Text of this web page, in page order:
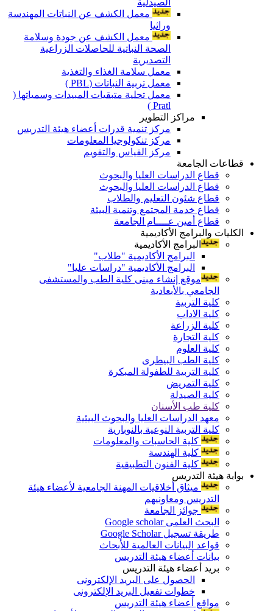
معمل الكشف عن النباتات المهندسة
وراثيا
معمل الكشف عن جودة وسلامة
الصحة النباتية للحاصلات الزراعية
التصديرية
معمل سلامة الغذاء والتغذية
معمل تربية النباتات (PBL )
معمل تحلية متبقيات المبيدات وسمياتها (
Pratl )
مراكز التطوير
مركز تنمية قدرات أعضاء هيئة التدريس
مركز تنكولوجيا المعلومات
مركز القياس والتقويم
قطاعات الجامعة
قطاع الدراسات العليا والبحوث
قطاع الدراسات العليا والبحوث
قطاع شئون التعليم والطلاب
قطاع خدمة المجتمع وتنمية البيئة
قطاع أمين عــــام الجامعة
الكليات والبرامج الأكاديمية
البرامج الأكاديمية
البرامج الأكاديمية "طلاب"
البرامج الأكاديمية "دراسات عليا"
موقع إنشاء مبنى كلية الطب والمستشفى
الجامعي بالأبعادية
كلية التربية
كلية الاداب
كلية الزراعة
كلية التجارة
كلية العلوم
كلية الطب البيطرى
كلية التربية للطفولة المبكرة
كلية التمريض
كلية الصيدلة
كلية طب الأسنان
معهد الدراسات العليا والبحوث البيئية
كلية التربية النوعية بالنوبارية
كلية الحاسبات والمعلومات
كلية الهندسة
كلية الفنون التطبيقية
بوابة هيئة التدريس
ميثاق أخلاقيات المهنة الجامعية لأعضاء هيئة
التدريس ومعاونيهم
جوائز الجامعة
البحث العلمى Google scholar
طريقة تسجيل Google Scholar
قواعد البيانات العالمية للأبحاث
بيانات أعضاء هيئة التدريس
بريد أعضاء هيئة التدريس
الحصول على البريد الإلكترونى
خطوات تفعيل البريد الإلكترونى
مواقع أعضاء هيئة التدريس